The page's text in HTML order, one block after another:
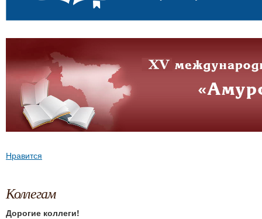
Нравится
Коллегам
Дорогие коллеги!